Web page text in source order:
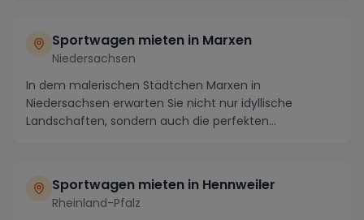
Sportwagen mieten in Marxen
Niedersachsen
In dem malerischen Städtchen Marxen in
Niedersachsen erwarten Sie nicht nur idyllische
Landschaften, sondern auch die perfekten
Sportwagen mieten in Hennweiler
Rheinland-Pfalz